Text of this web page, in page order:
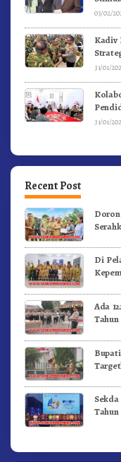
03/02/
Kadiv
dan
31/01/
31/01/
Recent Post
Di
Ada